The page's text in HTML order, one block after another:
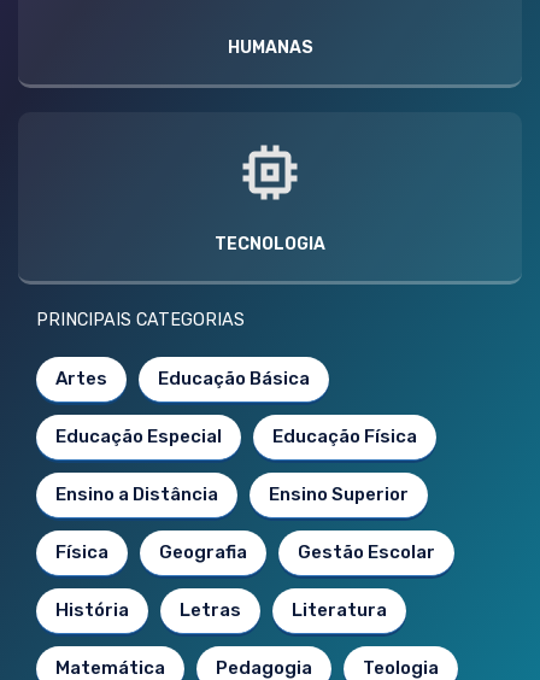
HUMANAS
TECNOLOGIA
PRINCIPAIS CATEGORIAS
Artes Educação Básica
Educação Especial Educação Física
Ensino a Distância Ensino Superior
Física Geografia Gestão Escolar
História Letras Literatura
Matemática Pedagogia Teologia